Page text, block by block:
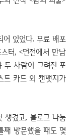
어 있었다. 무료 배포
터, <던전에서 만남
두 사람이 그려진 포
트 카드 외 캔뱃지가
챙겼고, 블로그 나눔
째 방문했을 때도 몇